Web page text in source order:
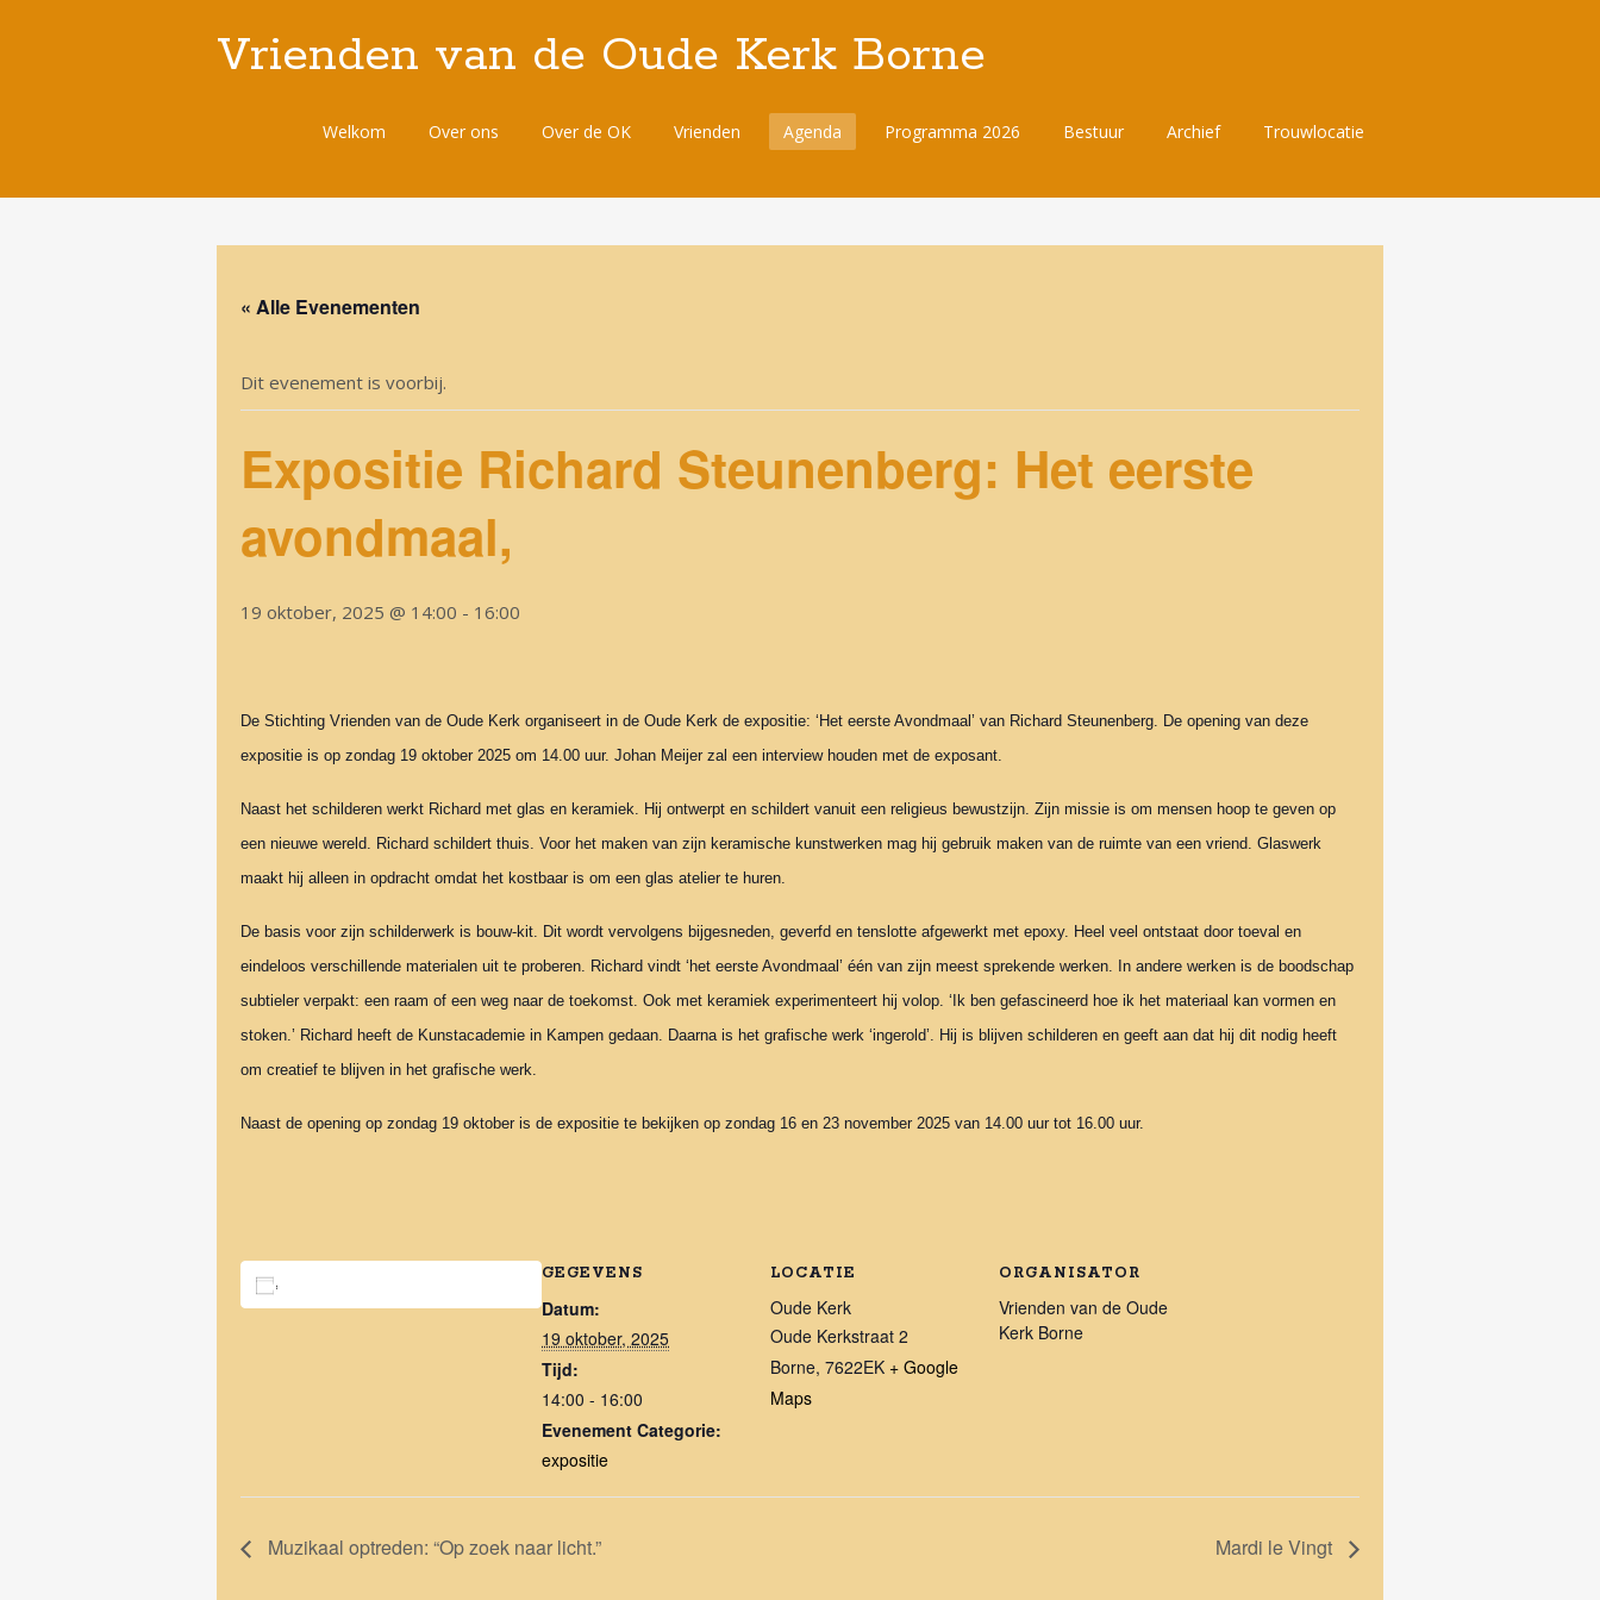
Vrienden van de Oude Kerk Borne
Spring
Welkom Over ons Over de OK Vrienden Agenda Programma 2026 Bestuur Archief Trouwlocatie
« Alle Evenementen
Dit evenement is voorbij.
Expositie Richard Steunenberg: Het eerste
avondmaal,
19 oktober, 2025 @ 14:00 - 16:00
De Stichting Vrienden van de Oude Kerk organiseert in de Oude Kerk de expositie: ‘Het eerste Avondmaal’ van Richard Steunenberg. De opening van deze
expositie is op zondag 19 oktober 2025 om 14.00 uur. Johan Meijer zal een interview houden met de exposant.
Naast het schilderen werkt Richard met glas en keramiek. Hij ontwerpt en schildert vanuit een religieus bewustzijn. Zijn missie is om mensen hoop te geven op
een nieuwe wereld. Richard schildert thuis. Voor het maken van zijn keramische kunstwerken mag hij gebruik maken van de ruimte van een vriend. Glaswerk
maakt hij alleen in opdracht omdat het kostbaar is om een glas atelier te huren.
De basis voor zijn schilderwerk is bouw-kit. Dit wordt vervolgens bijgesneden, geverfd en tenslotte afgewerkt met epoxy. Heel veel ontstaat door toeval en
eindeloos verschillende materialen uit te proberen. Richard vindt ‘het eerste Avondmaal’ één van zijn meest sprekende werken. In andere werken is de boodschap
subtieler verpakt: een raam of een weg naar de toekomst. Ook met keramiek experimenteert hij volop. ‘Ik ben gefascineerd hoe ik het materiaal kan vormen en
stoken.’ Richard heeft de Kunstacademie in Kampen gedaan. Daarna is het grafische werk ‘ingerold’. Hij is blijven schilderen en geeft aan dat hij dit nodig heeft
om creatief te blijven in het grafische werk.
Naast de opening op zondag 19 oktober is de expositie te bekijken op zondag 16 en 23 november 2025 van 14.00 uur tot 16.00 uur.
GEGEVENS
Datum:
19 oktober, 2025
Tijd:
14:00 - 16:00
Evenement Categorie:
expositie
LOCATIE
Oude Kerk
Oude Kerkstraat 2
Borne, 7622EK + Google
Maps
ORGANISATOR
Vrienden van de Oude
Kerk Borne
Muzikaal optreden: “Op zoek naar licht.” Mardi le Vingt